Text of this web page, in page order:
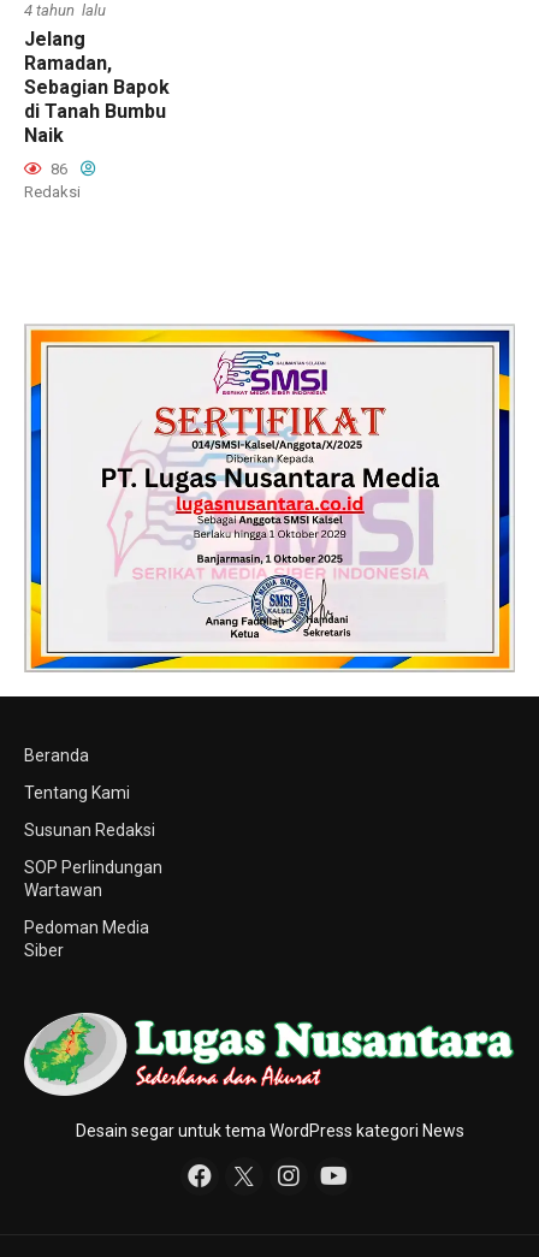
4 tahun lalu
Jelang
Ramadan,
Sebagian Bapok
di Tanah Bumbu
Naik
86
Redaksi
Beranda
Tentang Kami
Susunan Redaksi
SOP Perlindungan
Wartawan
Pedoman Media
Siber
Desain segar untuk tema WordPress kategori News